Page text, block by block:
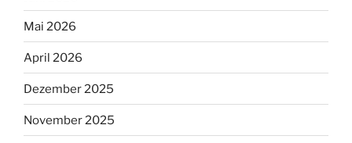
Mai 2026
April 2026
Dezember 2025
November 2025